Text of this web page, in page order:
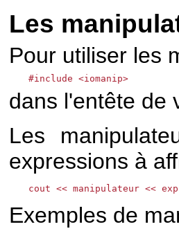
Les
Pour utiliser les
#include <iomanip>
dans l'entête de
Les
expressions à
Exemples de